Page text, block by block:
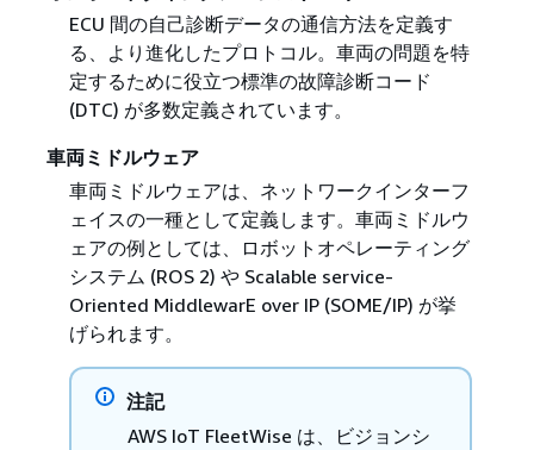
ECU 間の自己診断データの通信方法を定義す
る、より進化したプロトコル。車両の問題を特
定するために役立つ標準の故障診断コード
(DTC) が多数定義されています。
車両ミドルウェア
車両ミドルウェアは、ネットワークインターフ
ェイスの一種として定義します。車両ミドルウ
ェアの例としては、ロボットオペレーティング
システム (ROS 2) や Scalable service-
Oriented MiddlewarE over IP (SOME/IP) が挙
げられます。
注記
AWS IoT FleetWise は、ビジョンシ